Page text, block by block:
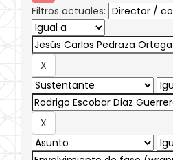
Filtros actuales: